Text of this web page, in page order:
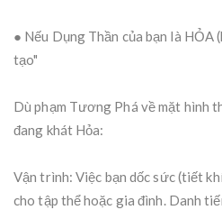
● Nếu Dụng Thần của bạn là HỎA
tạo"
Dù phạm Tương Phá về mặt hình
đang khát Hỏa:
Vận trình: Việc bạn dốc sức (tiết
cho tập thể hoặc gia đình. Danh